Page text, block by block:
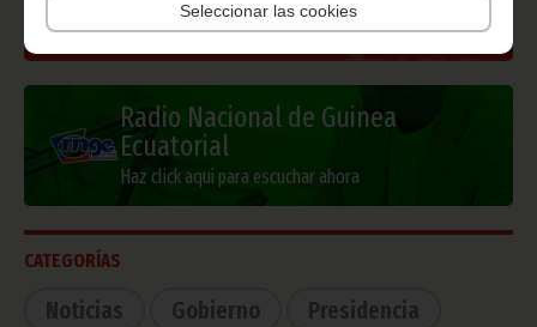
Seleccionar las cookies
Radio Nacional de Guinea
Ecuatorial
Haz click aquí para escuchar ahora
CATEGORÍAS
Noticias Gobierno
Presidencia